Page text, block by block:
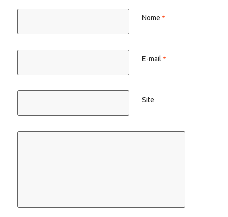
Nome *
E-mail *
Site